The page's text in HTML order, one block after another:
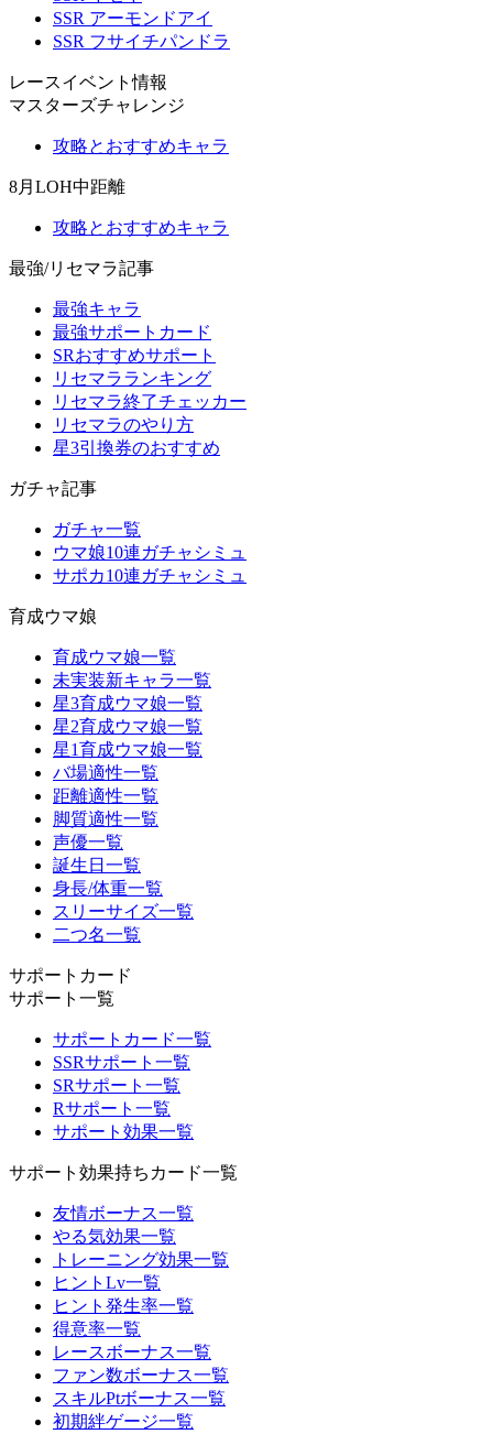
SSR アーモンドアイ
SSR フサイチパンドラ
レースイベント情報
マスターズチャレンジ
攻略とおすすめキャラ
8月LOH中距離
攻略とおすすめキャラ
最強/リセマラ記事
最強キャラ
最強サポートカード
SRおすすめサポート
リセマラランキング
リセマラ終了チェッカー
リセマラのやり方
星3引換券のおすすめ
ガチャ記事
ガチャ一覧
ウマ娘10連ガチャシミュ
サポカ10連ガチャシミュ
育成ウマ娘
育成ウマ娘一覧
未実装新キャラ一覧
星3育成ウマ娘一覧
星2育成ウマ娘一覧
星1育成ウマ娘一覧
バ場適性一覧
距離適性一覧
脚質適性一覧
声優一覧
誕生日一覧
身長/体重一覧
スリーサイズ一覧
二つ名一覧
サポートカード
サポート一覧
サポートカード一覧
SSRサポート一覧
SRサポート一覧
Rサポート一覧
サポート効果一覧
サポート効果持ちカード一覧
友情ボーナス一覧
やる気効果一覧
トレーニング効果一覧
ヒントLv一覧
ヒント発生率一覧
得意率一覧
レースボーナス一覧
ファン数ボーナス一覧
スキルPtボーナス一覧
初期絆ゲージ一覧